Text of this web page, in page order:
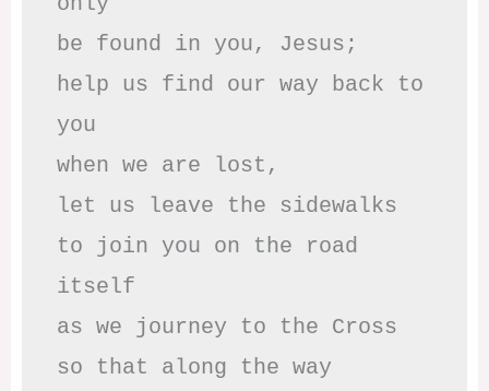
be found in you, Jesus;
help us find our way back to
you
when we are lost,
let us leave the sidewalks
to join you on the road
itself
as we journey to the Cross
so that along the way